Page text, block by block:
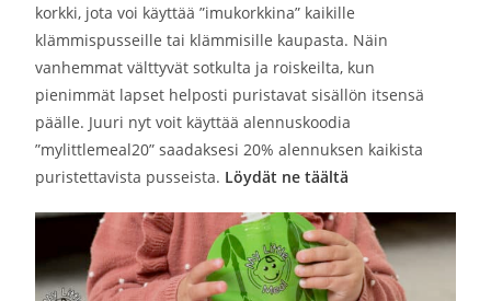
korkki, jota voi käyttää ”imukorkkina” kaikille
klämmispusseille tai klämmisille kaupasta. Näin
vanhemmat välttyvät sotkulta ja roiskeilta, kun
pienimmät lapset helposti puristavat sisällön itsensä
päälle. Juuri nyt voit käyttää alennuskoodia
”mylittlemeal20” saadaksesi 20% alennuksen kaikista
puristettavista pusseista. Löydät ne täältä